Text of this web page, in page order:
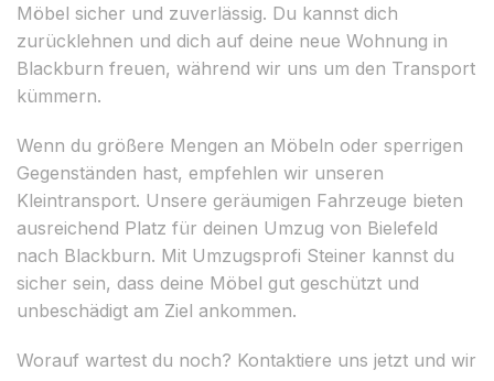
Möbel sicher und zuverlässig. Du kannst dich
zurücklehnen und dich auf deine neue Wohnung in
Blackburn freuen, während wir uns um den Transport
kümmern.
Wenn du größere Mengen an Möbeln oder sperrigen
Gegenständen hast, empfehlen wir unseren
Kleintransport. Unsere geräumigen Fahrzeuge bieten
ausreichend Platz für deinen Umzug von Bielefeld
nach Blackburn. Mit Umzugsprofi Steiner kannst du
sicher sein, dass deine Möbel gut geschützt und
unbeschädigt am Ziel ankommen.
Worauf wartest du noch? Kontaktiere uns jetzt und wir